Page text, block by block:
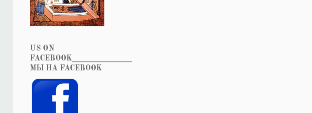
US ON
FACEBOOK_______________
МЫ НА FACEBOOK